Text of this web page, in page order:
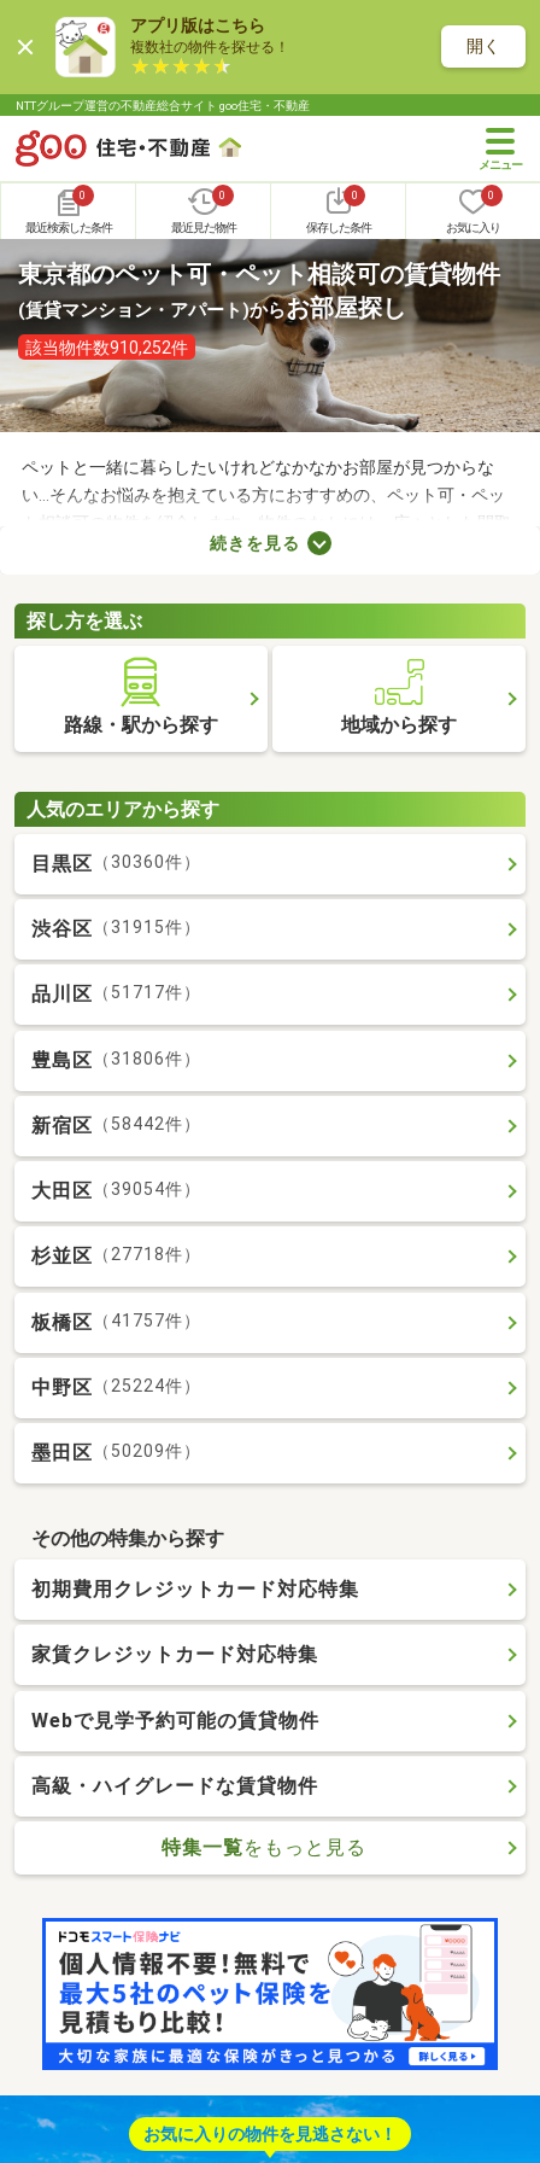
アプリ版はこちら
複数社の物件を探せる！ 開く
NTTグループ運営の不動産総合サイト goo住宅・不動産
0
最近検索した条件
0
最近見た物件
0
保存した条件
0
お気に入り
東京都のペット可・ペット相談可の賃貸物件
(賃貸マンション・アパート)からお部屋探し
該当物件数910,252件
ペットと一緒に暮らしたいけれどなかなかお部屋が見つからな
い…そんなお悩みを抱えている方におすすめの、ペット可・ペッ
ト相談可の物件を紹介します。物件のなかには、広々とした間取
りや新しい設備を備えているお部屋もあります。人とペットが安
できるお部屋を探してみてくださいね。
続きを見る
探し方を選ぶ
路線・駅から探す 地域から探す
人気のエリアから探す
目黒区 （30360件）
渋谷区 （31915件）
品川区 （51717件）
豊島区 （31806件）
新宿区 （58442件）
大田区 （39054件）
杉並区 （27718件）
板橋区 （41757件）
中野区 （25224件）
墨田区 （50209件）
その他の特集から探す
初期費用クレジットカード対応特集
家賃クレジットカード対応特集
Webで見学予約可能の賃貸物件
高級・ハイグレードな賃貸物件
特集一覧をもっと見る
お気に入りの物件を見逃さない！